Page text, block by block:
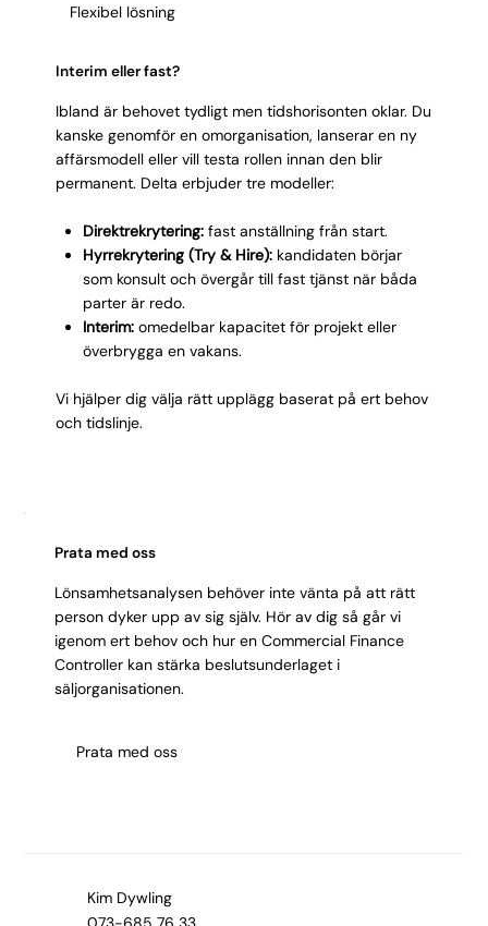
när säljteamet är entusiastiskt.
Flexibel lösning
Interim eller fast?
Ibland är behovet tydligt men tidshorisonten oklar. Du
kanske genomför en omorganisation, lanserar en ny
affärsmodell eller vill testa rollen innan den blir
permanent. Delta erbjuder tre modeller:
Direktrekrytering: fast anställning från start.
Hyrrekrytering (Try & Hire): kandidaten börjar
som konsult och övergår till fast tjänst när båda
parter är redo.
Interim: omedelbar kapacitet för projekt eller
överbrygga en vakans.
Vi hjälper dig välja rätt upplägg baserat på ert behov
och tidslinje.
Prata med oss
Lönsamhetsanalysen behöver inte vänta på att rätt
person dyker upp av sig själv. Hör av dig så går vi
igenom ert behov och hur en Commercial Finance
Controller kan stärka beslutsunderlaget i
säljorganisationen.
Prata med oss
Kim Dywling